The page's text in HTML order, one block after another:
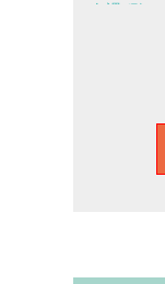
次課程)